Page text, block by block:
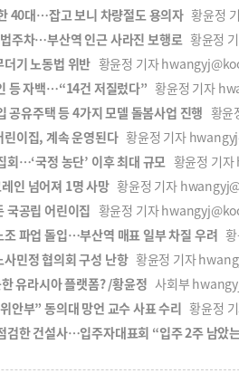
40대…잡고 보니 차량절도 용의자 황윤정
주차…부산역 인근 사라진 보행로황윤정
기 노동법 위반 황윤정 기자
등 자백…“14건 저질렀다” 황윤정 기자
공유주택 등 4가지 모델 돌봄사업 진행 황
이집, 계속 운영된다황윤정 기자
회…‘국정 농단’ 이후 최대 규모 황윤정 기
인 넘어져 1명 사망황윤정 기자
국공립 어린이집 황윤정 기자
조 파업 돌입…부산역 매표 일부 차질 우려
민정 협의회 구성 난항황윤정 기자
유라시아 플랫폼? /황윤정 사회부
안부” 동의대 망언 교수 사표 수리 황윤정
검한 건설사…입주자대표회 “입주 2주 남았